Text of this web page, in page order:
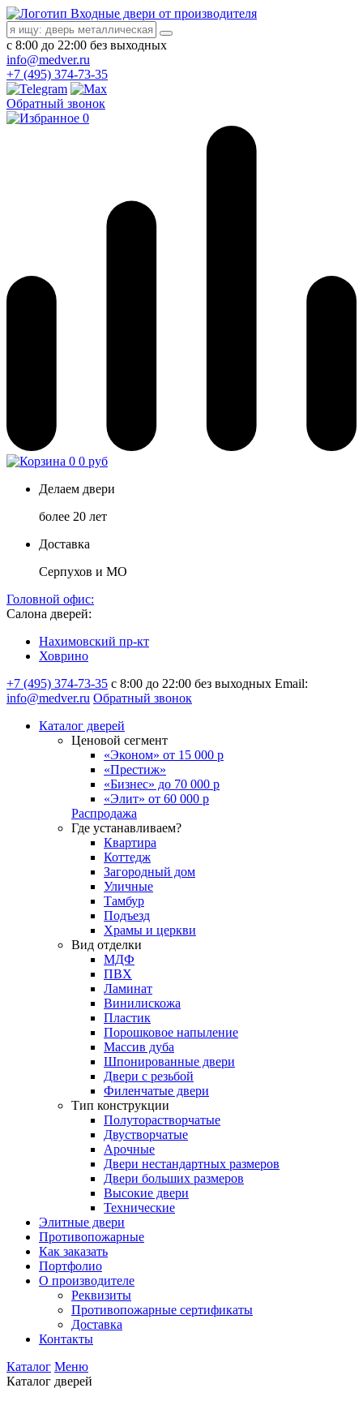
Входные двери от производителя
с 8:00 до 22:00 без выходных
info@medver.ru
+7 (495) 374-73-35
Обратный звонок
0
0 0 руб
Делаем двери
более 20 лет
Доставка
Серпухов и МО
Головной офис:
Салона дверей:
Нахимовский пр-кт
Ховрино
+7 (495) 374-73-35 с 8:00 до 22:00 без выходных Email:
info@medver.ru Обратный звонок
Каталог дверей
Ценовой сегмент
«Эконом» от 15 000 р
«Престиж»
«Бизнес» до 70 000 р
«Элит» от 60 000 р
Распродажа
Где устанавливаем?
Квартира
Коттедж
Загородный дом
Уличные
Тамбур
Подъезд
Храмы и церкви
Вид отделки
МДФ
ПВХ
Ламинат
Винилискожа
Пластик
Порошковое напыление
Массив дуба
Шпонированные двери
Двери с резьбой
Филенчатые двери
Тип конструкции
Полуторастворчатые
Двустворчатые
Арочные
Двери нестандартных размеров
Двери больших размеров
Высокие двери
Технические
Элитные двери
Противопожарные
Как заказать
Портфолио
О производителе
Реквизиты
Противопожарные сертификаты
Доставка
Контакты
Каталог Меню
Каталог дверей